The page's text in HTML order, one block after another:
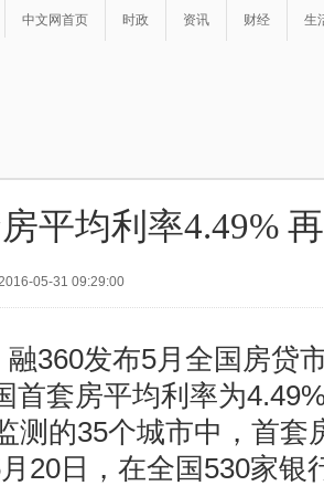
中文网首页 时政 资讯 财经 生
平均利率4.49%
05-31 09:29:00
发布5月全国房贷
首套房平均利率为
测的35个城市中，首套
20日，在全国530家银